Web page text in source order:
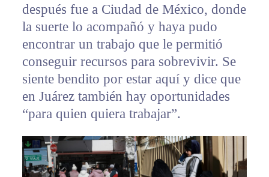
después fue a Ciudad de México, donde
la suerte lo acompañó y haya pudo
encontrar un trabajo que le permitió
conseguir recursos para sobrevivir. Se
siente bendito por estar aquí y dice que
en Juárez también hay oportunidades
“para quien quiera trabajar”.